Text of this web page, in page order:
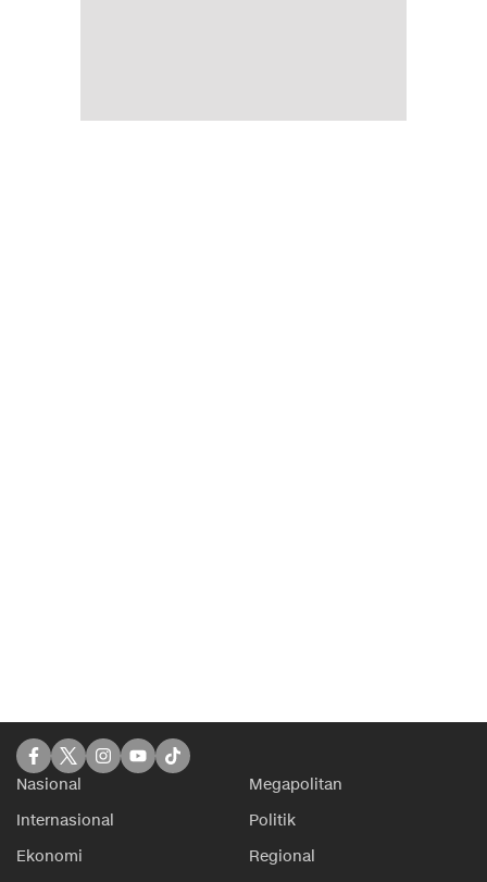
Nasional
Megapolitan
Internasional
Politik
Ekonomi
Regional